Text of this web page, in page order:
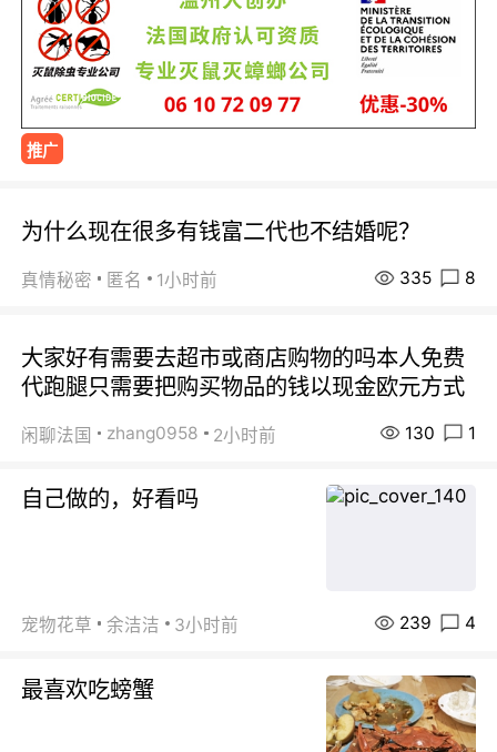
推广
为什么现在很多有钱富二代也不结婚呢？
真情秘密 匿名 1小时前 335 8
大家好有需要去超市或商店购物的吗本人免费
代跑腿只需要把购买物品的钱以现金欧元方式
闲聊法国 zhang0958 2小时前 130 1
自己做的，好看吗
宠物花草 余洁洁 3小时前 239 4
最喜欢吃螃蟹